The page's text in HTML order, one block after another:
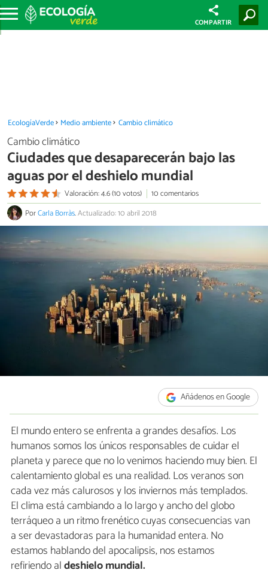
COMPARTIR
EcologíaVerde Medio ambiente Cambio climático
Cambio climático
Ciudades que desaparecerán bajo las
aguas por el deshielo mundial
Valoración: 4.6 (10 votos)
10 comentarios
PorCarla Borràs.Actualizado: 10 abril 2018
Añádenos en Google
El mundo entero se enfrenta a grandes desafíos. Los
humanos somos los únicos responsables de cuidar el
planeta y parece que no lo venimos haciendo muy bien. El
calentamiento global es una realidad. Los veranos son
cada vez más calurosos y los inviernos más templados.
El clima está cambiando a lo largo y ancho del globo
terráqueo a un ritmo frenético cuyas consecuencias van
a ser devastadoras para la humanidad entera. No
estamos hablando del apocalipsis, nos estamos
refiriendo aldeshielo mundial.